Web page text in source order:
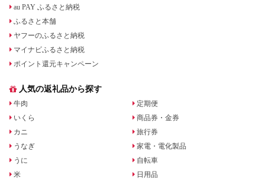
au PAY ふるさと納税
ふるさと本舗
ヤフーのふるさと納税
マイナビふるさと納税
ポイント還元キャンペーン
人気の返礼品から探す
牛肉
いくら
カニ
うなぎ
うに
米
定期便
商品券・金券
旅行券
家電・電化製品
自転車
日用品